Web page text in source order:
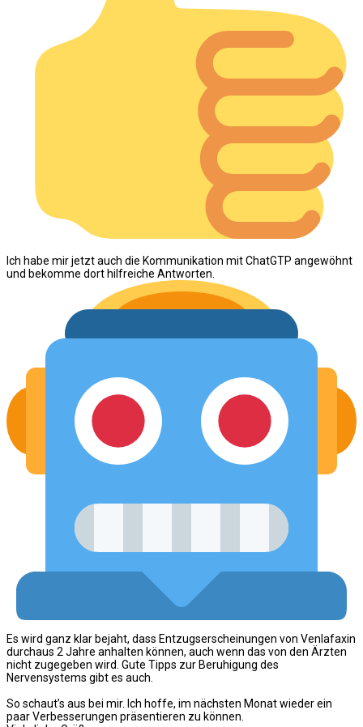
Ich habe mir jetzt auch die Kommunikation mit ChatGTP angewöhnt
und bekomme dort hilfreiche Antworten.
Es wird ganz klar bejaht, dass Entzugserscheinungen von Venlafaxin
durchaus 2 Jahre anhalten können, auch wenn das von den Ärzten
nicht zugegeben wird. Gute Tipps zur Beruhigung des
Nervensystems gibt es auch.
So schaut’s aus bei mir. Ich hoffe, im nächsten Monat wieder ein
paar Verbesserungen präsentieren zu können.